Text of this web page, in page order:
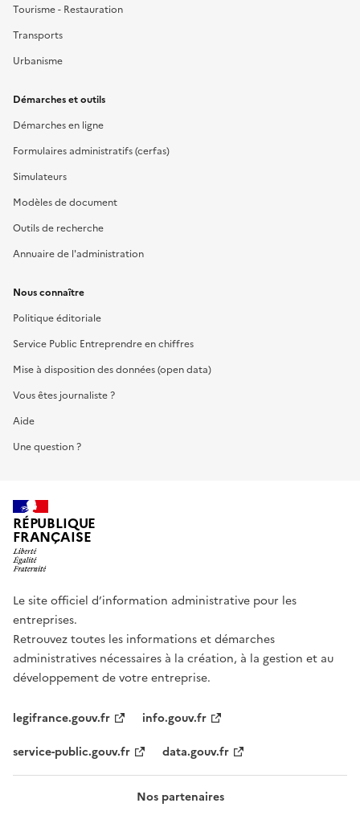
Tourisme - Restauration
Transports
Urbanisme
Démarches et outils
Démarches en ligne
Formulaires administratifs (cerfas)
Simulateurs
Modèles de document
Outils de recherche
Annuaire de l'administration
Nous connaître
Politique éditoriale
Service Public Entreprendre en chiffres
Mise à disposition des données (open data)
Vous êtes journaliste ?
Aide
Une question ?
RÉPUBLIQUE
FRANÇAISE
Le site officiel d’information administrative pour les
entreprises.
Retrouvez toutes les informations et démarches
administratives nécessaires à la création, à la gestion et au
développement de votre entreprise.
legifrance.gouv.fr
info.gouv.fr
service-public.gouv.fr
data.gouv.fr
Nos partenaires